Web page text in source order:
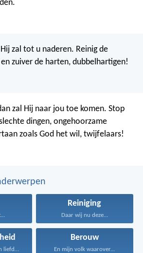
zal tot u naderen. Reinig de
zuiver de harten, dubbelhartigen!
zal Hij naar jou toe komen. Stop
dingen, ongehoorzame
zoals God het wil, twijfelaars!
Reiniging
Daar wij nu deze...
Wie gerechtigheid en liefde...
Berouw
En mijn volk waarover...